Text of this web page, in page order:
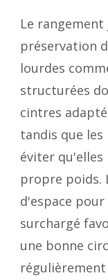
Le
préservation
lourdes
structurées
cintres
tandis que
éviter qu'elles
propre poids.
d'espace
surchargé
une bonne